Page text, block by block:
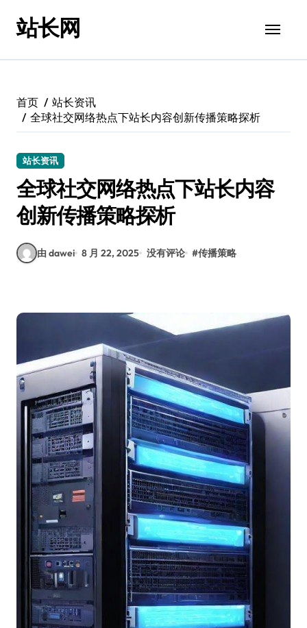
站长网
首页
站长资讯
全球社交网络热点下站长内容创新传播策略探析
站长资讯
全球社交网络热点下站长内容
创新传播策略探析
由 dawei 8 月 22, 2025 没有评论 #传播策略